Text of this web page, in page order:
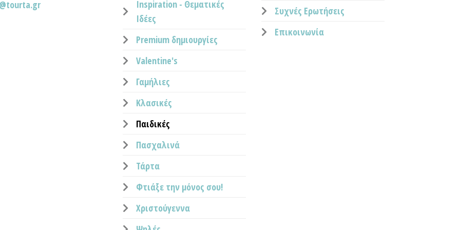
Inspiration - Θεματικές
Ιδέες
Premium δημιουργίες
Valentine's
Γαμήλιες
Κλασικές
Παιδικές
Πασχαλινά
Τάρτα
Φτιάξε την μόνος σου!
Χριστούγεννα
Συχνές Ερωτήσεις
Επικοινωνία